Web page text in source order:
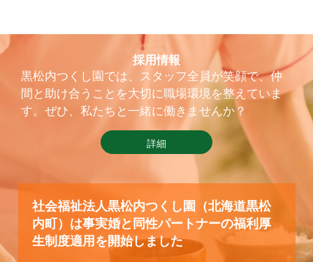
採用情報
黒松内つくし園では、スタッフ全員が笑顔で、仲
間と助け合うことを大切に職場環境を整えていま
す。ぜひ、私たちと一緒に働きませんか？
詳細
社会福祉法人黒松内つくし園（北海道黒松
内町）は事実婚と同性パートナーの福利厚
生制度適用を開始しました